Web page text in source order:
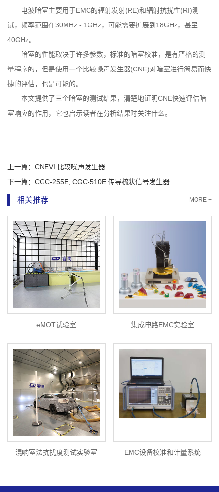
电波暗室主要用于EMC的辐射发射(RE)和辐射抗扰性(RI)测
试，频率范围在30MHz - 1GHz，可能需要扩展到18GHz，甚至
40GHz。
暗室的性能取决于许多参数，标准的暗室校准，是有严格的测
量程序的，但是使用一个比较噪声发生器(CNE)对暗室进行简易而快
捷的评估，也是可能的。
本文提供了三个暗室的测试结果，清楚地证明CNE快速评估暗
室响应的作用，它也启示读者在分析结果时关注什么。
上一篇： CNEVI 比较噪声发生器
下一篇： CGC-255E, CGC-510E 传导梳状信号发生器
相关推荐 MORE +
eMOT试验室 集成电路EMC实验室
混响室法抗扰度测试实验室 EMC设备校准和计量系统